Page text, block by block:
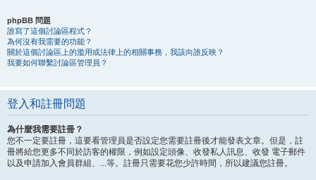
phpBB 問題
誰寫了這個討論區程式？
為何沒有我需要的功能？
關於這個討論區上的濫用或法律上的相關事務，我該向誰反映？
我要如何聯繫討論區管理員？
登入和註冊問題
為什麼我需要註冊？
您不一定要註冊，這要看管理員是否設定您需要註冊後才能發表文章。但是，註
冊將給您更多不同於訪客的權限，例如設定頭像、收發私人訊息、收發 電子郵件
以及申請加入會員群組、...等。註冊只需要花您少許時間，所以建議您註冊。